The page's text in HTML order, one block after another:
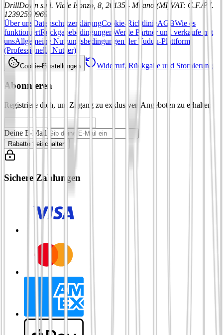
DrillDown s.r.l. Viale Isonzo, 8, 20135 - Milano (MI) VAT: C.F./P.I.
12392590969
Über uns DatenschutzerklärungCookie-RichtlinieAGBWie es
funktioniertRückgabebedingungen Werde Partner und verkaufe mit
unsAllgemeine Nutzungsbedingungen der Tuduu-Plattform
(Professionelle Nutzer)
Cookie-Einstellungen Widerruf, Rückgabe und Stornierung
Abonnieren
Registriere dich, um Zugang zu exklusiven Angeboten zu erhalten
Deine E-Mail
Rabatte freischalten
Sichere Zahlungen